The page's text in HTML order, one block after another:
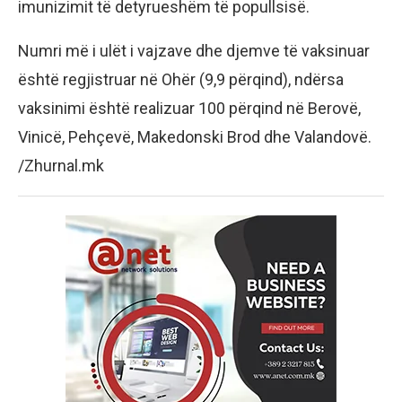
imunizimit të detyrueshëm të popullsisë.
Numri më i ulët i vajzave dhe djemve të vaksinuar
është regjistruar në Ohër (9,9 përqind), ndërsa
vaksinimi është realizuar 100 përqind në Berovë,
Vinicë, Pehçevë, Makedonski Brod dhe Valandovë.
/Zhurnal.mk